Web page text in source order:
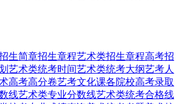
生简章招生章程艺术类招生章程高考招
艺术类统考时间艺术类统考大纲艺考人
高考高分卷艺考文化课各院校高考录取
线艺术类专业分数线艺术类统考合格线